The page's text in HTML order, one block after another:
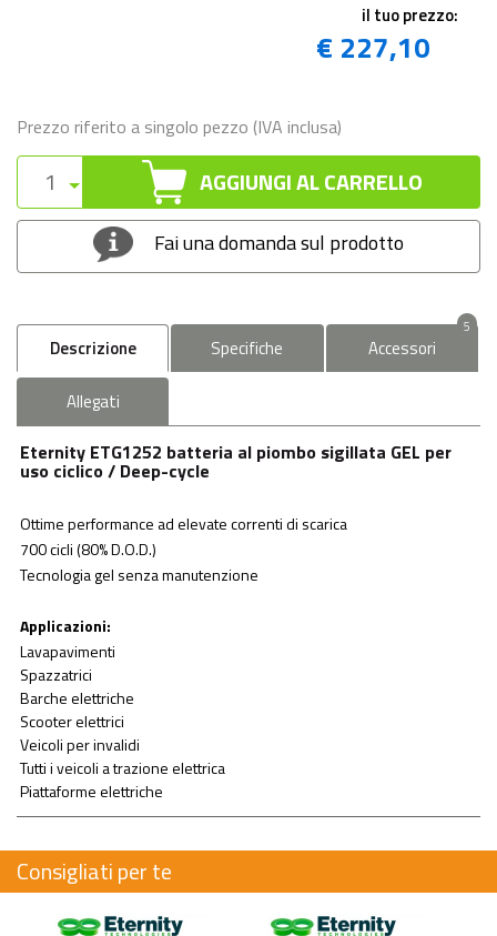
il tuo prezzo:
€ 227,10
Prezzo riferito a singolo pezzo (IVA inclusa)
AGGIUNGI AL CARRELLO
Fai una domanda sul prodotto
Descrizione Specifiche Accessori
5
Allegati
Eternity ETG1252 batteria al piombo sigillata GEL per
uso ciclico / Deep-cycle
Ottime performance ad elevate correnti di scarica
700 cicli (80% D.O.D.)
Tecnologia gel senza manutenzione
Applicazioni:
Lavapavimenti
Spazzatrici
Barche elettriche
Scooter elettrici
Veicoli per invalidi
Tutti i veicoli a trazione elettrica
Piattaforme elettriche
Consigliati per te